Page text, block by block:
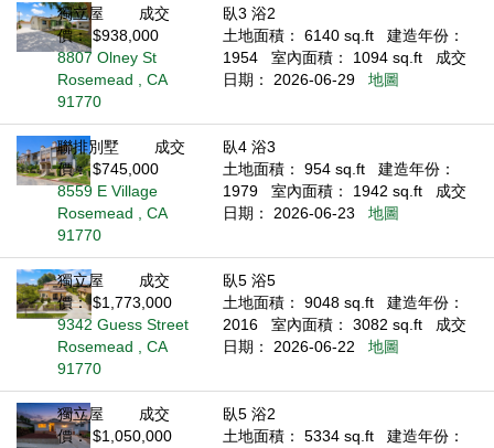
獨立屋
成交
價： $938,000
8807 Olney St
Rosemead , CA
91770
臥3 浴2
土地面積： 6140 sq.ft
建造年份：
1954
室內面積： 1094 sq.ft
成交
日期： 2026-06-29
地圖
聯排別墅
成交
價： $745,000
8559 E Village
Rosemead , CA
91770
臥4 浴3
土地面積： 954 sq.ft
建造年份：
1979
室內面積： 1942 sq.ft
成交
日期： 2026-06-23
地圖
獨立屋
成交
價： $1,773,000
9342 Guess Street
Rosemead , CA
91770
臥5 浴5
土地面積： 9048 sq.ft
建造年份：
2016
室內面積： 3082 sq.ft
成交
日期： 2026-06-22
地圖
獨立屋
成交
價： $1,050,000
臥5 浴2
土地面積： 5334 sq.ft
建造年份：